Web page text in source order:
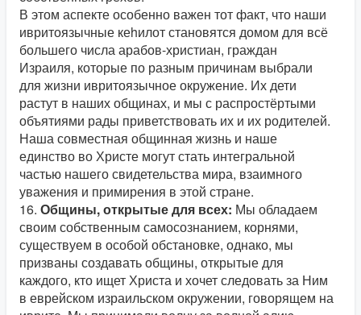
В этом аспекте особенно важен тот факт, что наши
ивритоязычные кеhилот становятся домом для всё
большего числа арабов-христиан, граждан
Израиля, которые по разным причинам выбрали
для жизни ивритоязычное окружение. Их дети
растут в наших общинах, и мы с распростёртыми
объятиями рады приветствовать их и их родителей.
Наша совместная общинная жизнь и наше
единство во Христе могут стать интегральной
частью нашего свидетельства мира, взаимного
уважения и примирения в этой стране.
16. Общины, открытые для всех: Мы обладаем
своим собственным самосознанием, корнями,
существуем в особой обстановке, однако, мы
призваны создавать общины, открытые для
каждого, кто ищет Христа и хочет следовать за Ним
в еврейском израильском окружении, говорящем на